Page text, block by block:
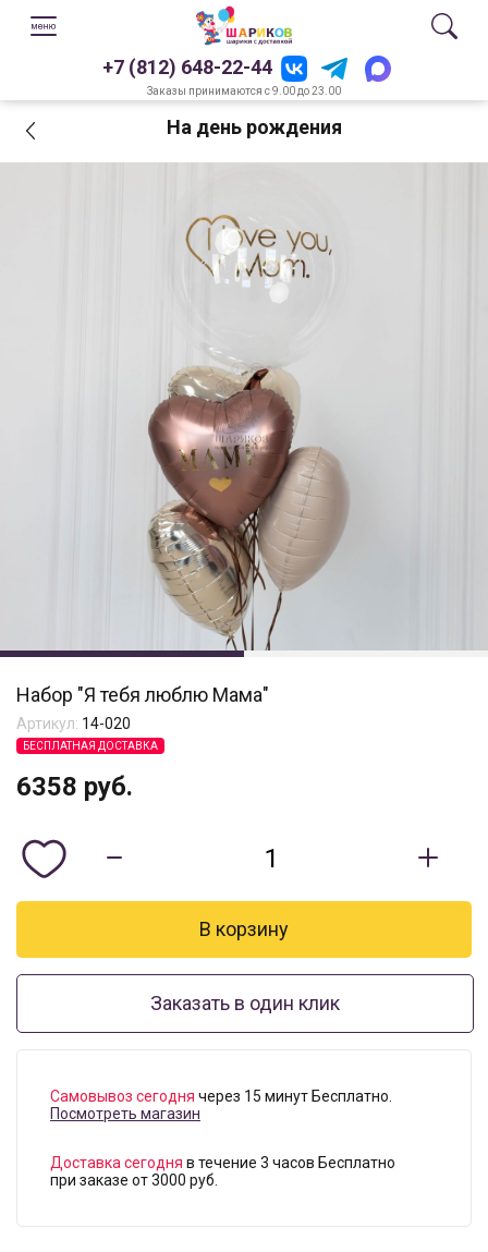
+7 (812) 648-22-44
Заказы принимаются с 9.00 до 23.00
На день рождения
Набор "Я тебя люблю Мама"
Артикул: 14-020
БЕСПЛАТНАЯ ДОСТАВКА
6358 руб.
Заказать в один клик
Самовывоз сегодня через 15 минут Бесплатно.
Посмотреть магазин
Доставка сегодня в течение 3 часов Бесплатно
при заказе от 3000 руб.